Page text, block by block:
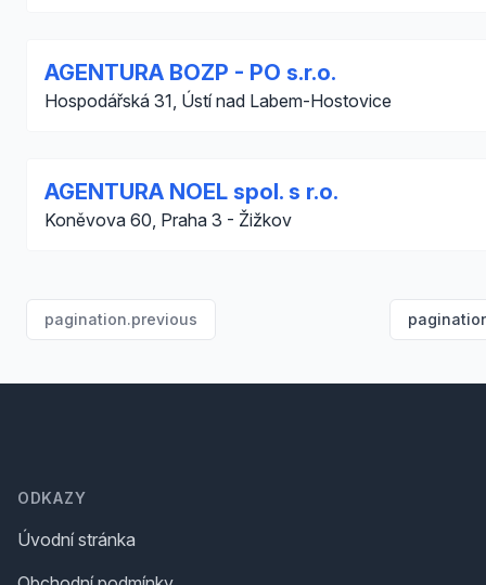
AGENTURA BOZP - PO s.r.o.
Hospodářská 31, Ústí nad Labem-Hostovice
AGENTURA NOEL spol. s r.o.
Koněvova 60, Praha 3 - Žižkov
pagination.previous
ODKAZY
Úvodní stránka